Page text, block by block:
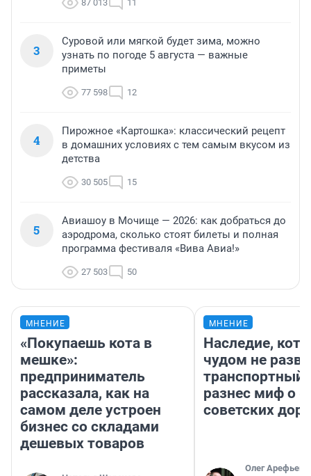
87 013 11
3
Суровой или мягкой будет зима, можно
узнать по погоде 5 августа — важные
приметы
77 598 12
4
Пирожное «Картошка»: классический рецепт
в домашних условиях с тем самым вкусом из
детства
30 505 15
5
Авиашоу в Мочище — 2026: как добраться до
аэродрома, сколько стоят билеты и полная
программа фестиваля «Вива Авиа!»
27 503 50
МНЕНИЕ
«Покупаешь кота в
мешке»:
предприниматель
рассказала, как на
самом деле устроен
бизнес со складами
дешевых товаров
МНЕНИЕ
Наследие,
чудом не
транспортный
разнес миф о
советских
Олег Арефьев